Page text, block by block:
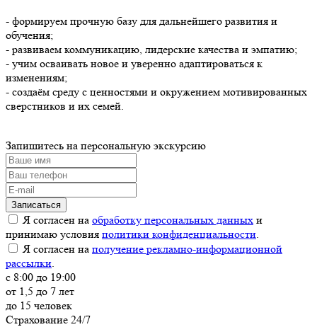
- формируем прочную базу для дальнейшего развития и
обучения;
- развиваем коммуникацию, лидерские качества и эмпатию;
- учим осваивать новое и уверенно адаптироваться к
изменениям;
- создаём среду с ценностями и окружением мотивированных
сверстников и их семей.
Запишитесь на персональную экскурсию
Я согласен на обработку персональных данных и
принимаю условия политики конфиденциальности
Я согласен на получение рекламно-информационной
рассылки
с 8:00 до 19:00
от 1,5 до 7 лет
до 15 человек
Страхование 24/7